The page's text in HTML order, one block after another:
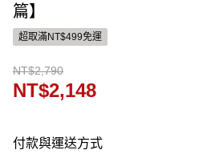
篇】
超取滿NT$499免運
NT$2,790
NT$2,148
付款與運送方式